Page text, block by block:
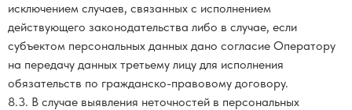
исключением случаев, связанных с исполнением
действующего законодательства либо в случае, если
субъектом персональных данных дано согласие Оператору
на передачу данных третьему лицу для исполнения
обязательств по гражданско-правовому договору.
8.3. В случае выявления неточностей в персональных